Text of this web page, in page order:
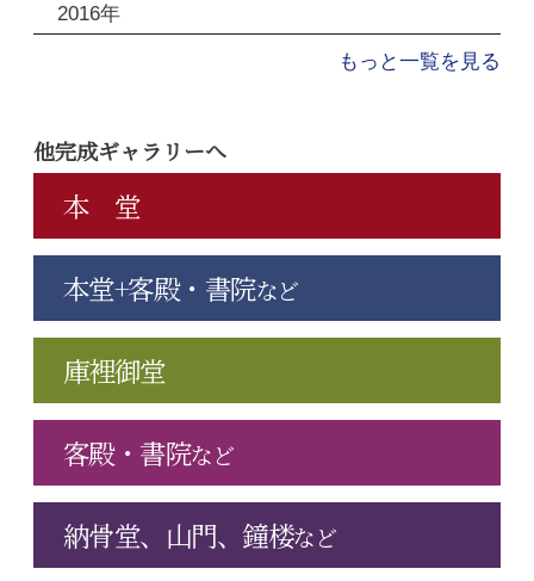
2016年
もっと一覧を見る
他完成ギャラリーへ
本 堂
本堂+客殿・書院など
庫裡御堂
客殿・書院など
納骨堂、山門、鐘楼など